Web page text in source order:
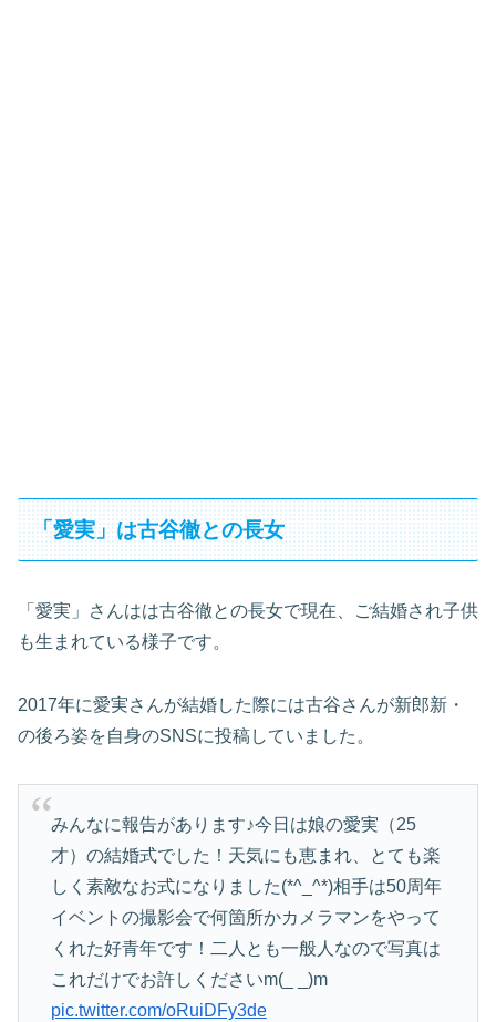
「愛実」は古谷徹との長女
「愛実」さんはは古谷徹との長女で現在、ご結婚され子供
も生まれている様子です。
2017年に愛実さんが結婚した際には古谷さんが新郎新・
の後ろ姿を自身のSNSに投稿していました。
みんなに報告があります♪今日は娘の愛実（25
才）の結婚式でした！天気にも恵まれ、とても楽
しく素敵なお式になりました(*^_^*)相手は50周年
イベントの撮影会で何箇所かカメラマンをやって
くれた好青年です！二人とも一般人なので写真は
これだけでお許しくださいm(_ _)m
pic.twitter.com/oRuiDFy3de